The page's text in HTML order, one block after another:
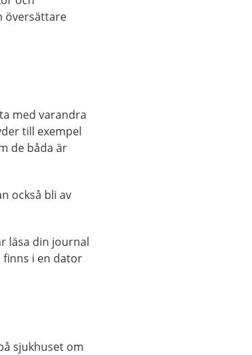
översättare
med varandra
till exempel
de båda är
också bli av
läsa din journal
i en dator
sjukhuset om